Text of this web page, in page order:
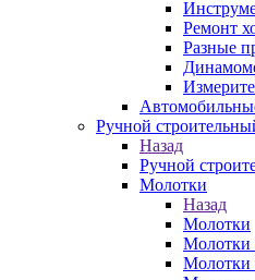
Ремонт
Разные
Ручной
Назад
Ручной
Молотки
Назад
Молотки
Молотки
Молотки